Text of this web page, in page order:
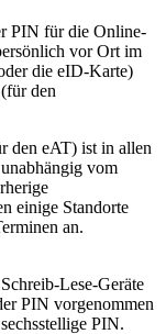
PIN für die Online-
vor Ort im
die eID-Karte)
den
den eAT) ist in allen
vom
einige Standorte
an.
Lese-Geräte
PIN vorgenommen
PIN.